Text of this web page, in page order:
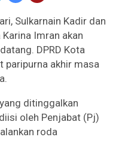
Sulkarnain Kadir dan
Imran akan
DPRD Kota
paripurna akhir masa
ditinggalkan
oleh Penjabat (Pj)
roda